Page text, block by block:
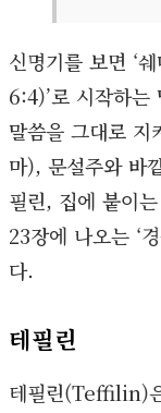
신명기를 보면 ‘
6:4)’로 시작하는
말씀을 그대로 지
마), 문설주와 바
필린, 집에 붙이
23장에 나오는 ‘
다.
테필린
테필린(Teffilin)